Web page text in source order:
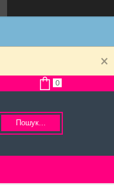
Пошук...